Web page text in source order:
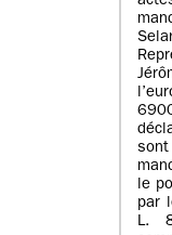
le
par
L.